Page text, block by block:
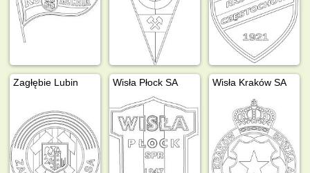
Zagłębie Lubin Wisła Płock SA Wisła Kraków SA